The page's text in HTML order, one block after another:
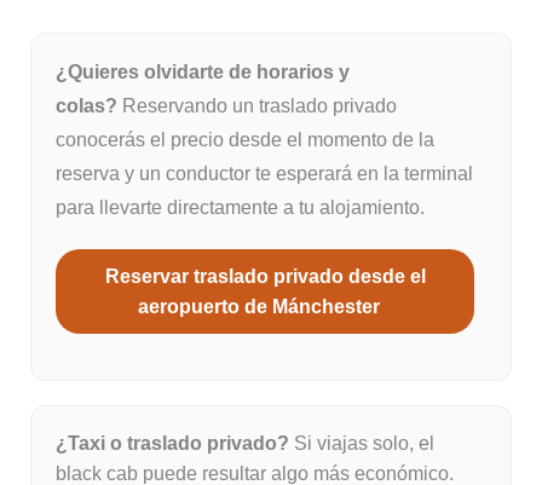
¿Quieres olvidarte de horarios y
colas? Reservando un traslado privado
conocerás el precio desde el momento de la
reserva y un conductor te esperará en la terminal
para llevarte directamente a tu alojamiento.
Reservar traslado privado desde el
aeropuerto de Mánchester
¿Taxi o traslado privado? Si viajas solo, el
black cab puede resultar algo más económico.